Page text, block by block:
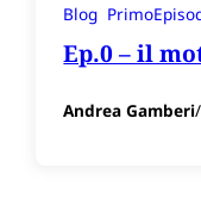
Blog
Ep.0 – il
Andrea Gamberi/